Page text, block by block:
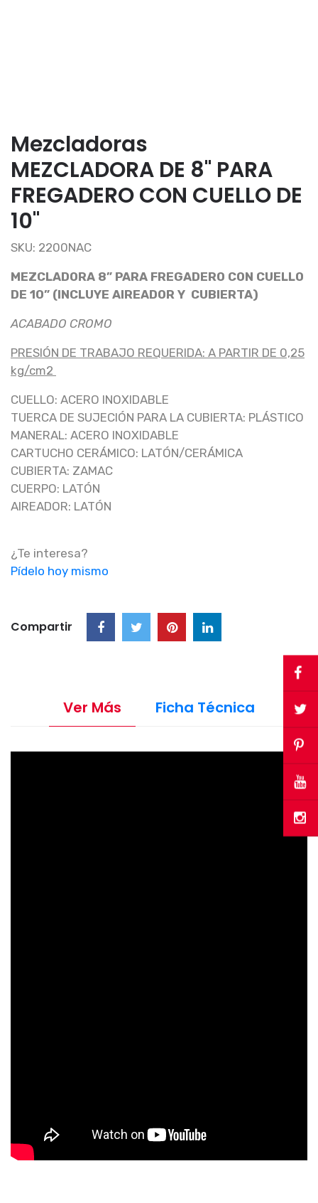
Mezcladoras
MEZCLADORA DE 8" PARA
FREGADERO CON CUELLO DE
10"
SKU: 2200NAC
MEZCLADORA 8” PARA FREGADERO CON CUELLO
DE 10” (INCLUYE AIREADOR Y CUBIERTA)
ACABADO CROMO
PRESIÓN DE TRABAJO REQUERIDA: A PARTIR DE 0,25
kg/cm2
CUELLO: ACERO INOXIDABLE
TUERCA DE SUJECIÓN PARA LA CUBIERTA: PLÁSTICO
MANERAL: ACERO INOXIDABLE
CARTUCHO CERÁMICO: LATÓN/CERÁMICA
CUBIERTA: ZAMAC
CUERPO: LATÓN
AIREADOR: LATÓN
¿Te interesa?
Pídelo hoy mismo
Compartir
Ver Más Ficha Técnica